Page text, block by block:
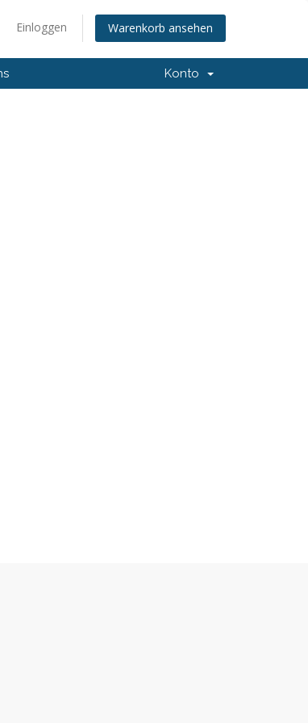
Einloggen Warenkorb ansehen
Konto